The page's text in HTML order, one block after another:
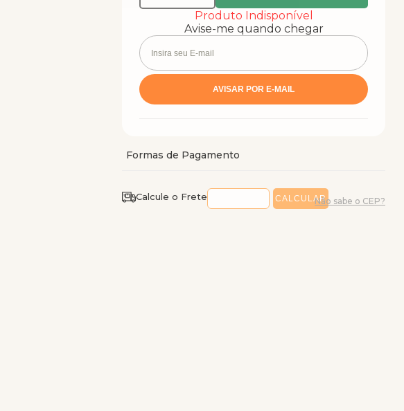
Produto Indisponível
Avise-me quando chegar
Calcule o Frete Não sabe o CEP?